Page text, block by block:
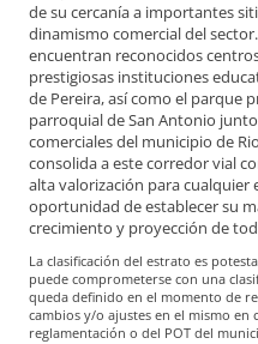
de su cercanía a importantes
dinamismo comercial del
encuentran reconocidos
prestigiosas instituciones
de Pereira, así como el parque
parroquial de San Antonio
comerciales del municipio de
consolida a este corredor vial
alta valorización para
oportunidad de establecer su
crecimiento y proyección de
La clasificación del estrato es
puede comprometerse con una
queda definido en el momento de
cambios y/o ajustes en el mismo
reglamentación o del POT del